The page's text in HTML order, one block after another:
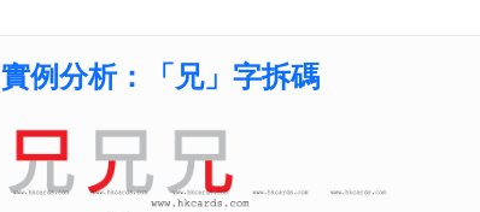
實例分析：「兄」字拆碼